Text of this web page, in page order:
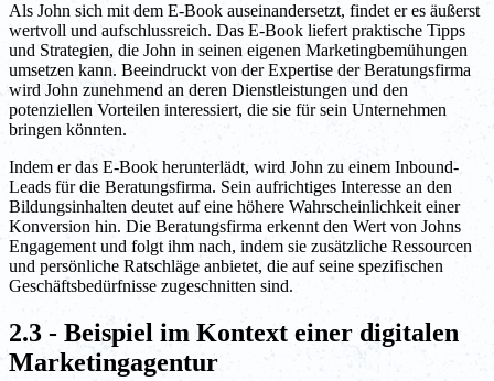
Als John sich mit dem E-Book auseinandersetzt, findet er es äußerst
wertvoll und aufschlussreich. Das E-Book liefert praktische Tipps
und Strategien, die John in seinen eigenen Marketingbemühungen
umsetzen kann. Beeindruckt von der Expertise der Beratungsfirma
wird John zunehmend an deren Dienstleistungen und den
potenziellen Vorteilen interessiert, die sie für sein Unternehmen
bringen könnten.
Indem er das E-Book herunterlädt, wird John zu einem Inbound-
Leads für die Beratungsfirma. Sein aufrichtiges Interesse an den
Bildungsinhalten deutet auf eine höhere Wahrscheinlichkeit einer
Konversion hin. Die Beratungsfirma erkennt den Wert von Johns
Engagement und folgt ihm nach, indem sie zusätzliche Ressourcen
und persönliche Ratschläge anbietet, die auf seine spezifischen
Geschäftsbedürfnisse zugeschnitten sind.
2.3 - Beispiel im Kontext einer digitalen
Marketingagentur